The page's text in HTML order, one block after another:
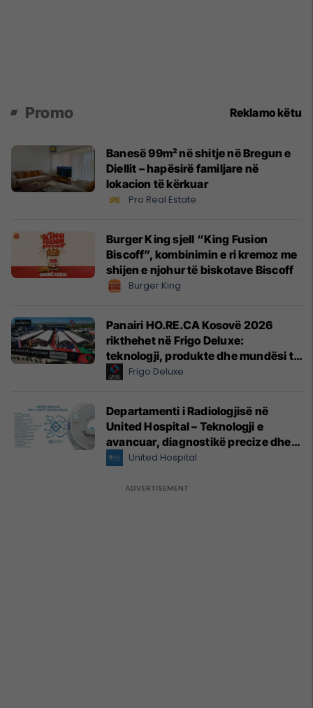
Promo Reklamo këtu
Banesë 99m² në shitje në Bregun e
Diellit – hapësirë familjare në
lokacion të kërkuar
Pro Real Estate
Burger King sjell “King Fusion
Biscoff”, kombinimin e ri kremoz me
shijen e njohur të biskotave Biscoff
Burger King
Panairi HO.RE.CA Kosovë 2026
rikthehet në Frigo Deluxe:
teknologji, produkte dhe mundësi të
reja për hoteleri dhe gastronomi
Frigo Deluxe
Departamenti i Radiologjisë në
United Hospital – Teknologji e
avancuar, diagnostikë precize dhe
kujdes profesional
United Hospital